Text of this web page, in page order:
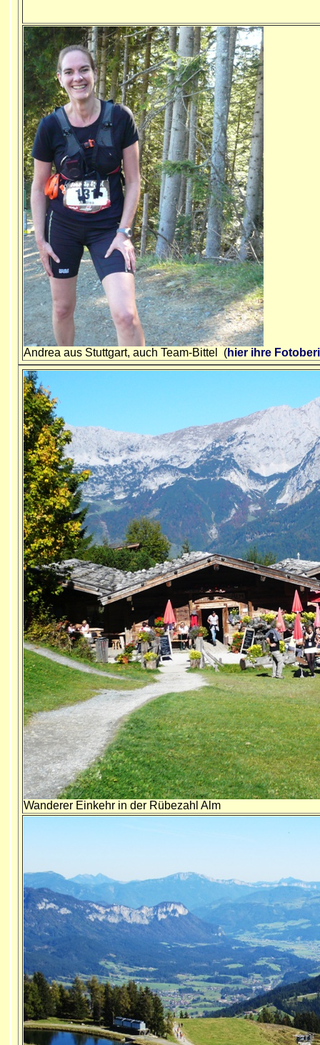
Andrea aus Stuttgart, auch Team-Bittel (hier ihre
Wanderer Einkehr in der Rübezahl Alm